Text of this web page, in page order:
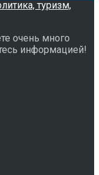
очень много
информацией!